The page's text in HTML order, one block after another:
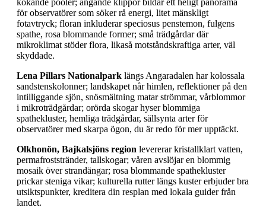
kokande pooler; ångande klippor bildar ett heligt panorama
för observatörer som söker rå energi, litet mänskligt
fotavtryck; floran inkluderar speciosus penstemon, fulgens
spathe, rosa blommande former; små trädgårdar där
mikroklimat stöder flora, likaså motståndskraftiga arter, väl
skyddade.
Lena Pillars Nationalpark längs Angaradalen har kolossala
sandstenskolonner; landskapet når himlen, reflektioner på den
intilliggande sjön, snösmältning matar strömmar, vårblommor
i mikroträdgårdar; orörda skogar hyser blommiga
spathekluster, hemliga trädgårdar, sällsynta arter för
observatörer med skarpa ögon, du är redo för mer upptäckt.
Olkhonön, Bajkalsjöns region levererar kristallklart vatten,
permafroststränder, tallskogar; våren avslöjar en blommig
mosaik över strandängar; rosa blommande spathekluster
prickar steniga vikar; kulturella rutter längs kuster erbjuder bra
utsiktspunkter, kreditera din resplan med lokala guider från
landet.